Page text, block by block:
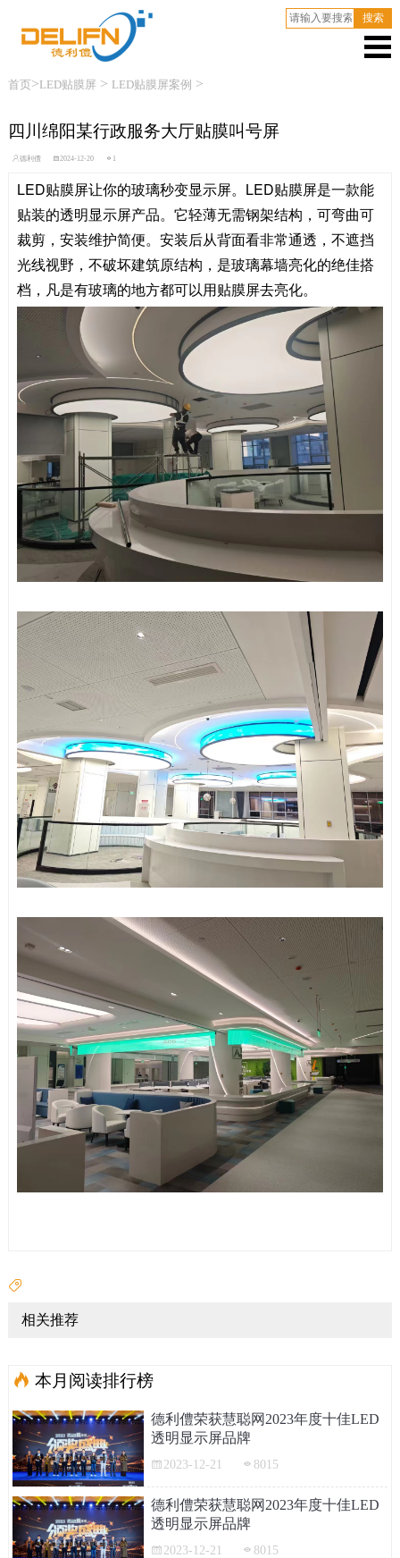
搜索
首页>LED贴膜屏 > LED贴膜屏案例 >
四川绵阳某行政服务大厅贴膜叫号屏
德利僼 2024-12-20
LED贴膜屏让你的玻璃秒变显示屏。LED贴膜屏是一款能
贴装的透明显示屏产品。它轻薄无需钢架结构，可弯曲可
裁剪，安装维护简便。安装后从背面看非常通透，不遮挡
光线视野，不破坏建筑原结构，是玻璃幕墙亮化的绝佳搭
档，凡是有玻璃的地方都可以用贴膜屏去亮化。
相关推荐
本月阅读排行榜
德利僼荣获慧聪网2023年度十佳LED
透明显示屏品牌
2023-12-21 8015
德利僼荣获慧聪网2023年度十佳LED
透明显示屏品牌
2023-12-21 8015